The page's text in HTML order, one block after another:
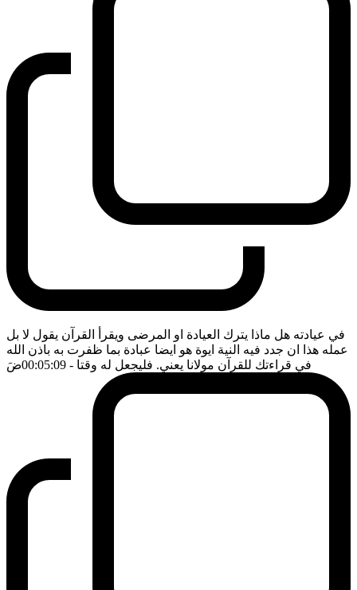
في عيادته هل ماذا يترك العيادة او المرضى ويقرأ القرآن يقول لا بل
عمله هذا ان جدد فيه النية ايوة هو ايضا عبادة بما ظفرت به باذن الله
في قراءتك للقرآن مولانا يعني. فليجعل له وقتا - 00:05:09 ضَ